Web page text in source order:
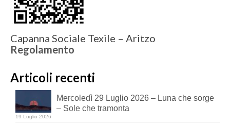
Capanna Sociale Texile – Aritzo
Regolamento
Articoli recenti
Mercoledì 29 Luglio 2026 – Luna che sorge
– Sole che tramonta
19 Luglio 2026